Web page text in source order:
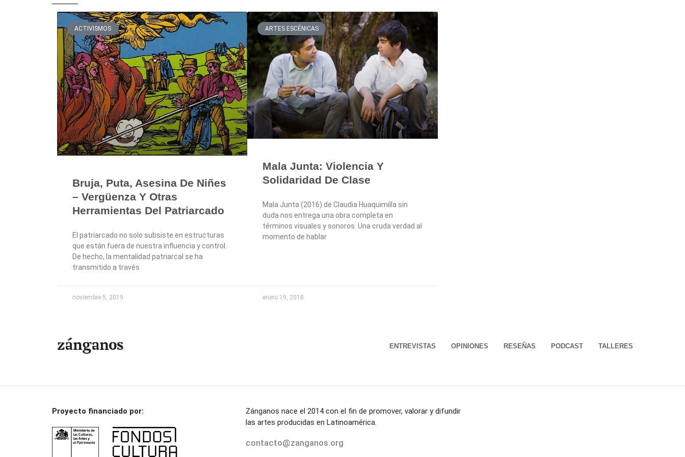
ACTIVISMOS
Bruja, Puta, Asesina De Niñes
– Vergüenza Y Otras
Herramientas Del Patriarcado
El patriarcado no solo subsiste en estructuras
que están fuera de nuestra influencia y control.
De hecho, la mentalidad patriarcal se ha
transmitido a través
noviembre 5, 2019
ARTES ESCÉNICAS
Mala Junta: Violencia Y
Solidaridad De Clase
Mala Junta (2016) de Claudia Huaquimilla sin
duda nos entrega una obra completa en
términos visuales y sonoros. Una cruda verdad al
momento de hablar
enero 19, 2018
ENTREVISTAS OPINIONES RESEÑAS PODCAST TALLERES
Proyecto financiado por:
Zánganos nace el 2014 con el fin de promover, valorar y difundir
las artes producidas en Latinoamérica.
contacto@zanganos.org